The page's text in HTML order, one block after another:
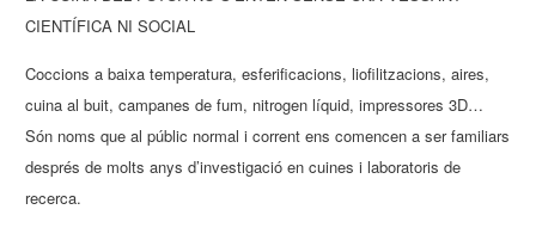
CIENTÍFICA NI SOCIAL
Coccions a baixa temperatura, esferificacions, liofilitzacions, aires,
cuina al buit, campanes de fum, nitrogen líquid, impressores 3D…
Són noms que al públic normal i corrent ens comencen a ser familiars
després de molts anys d’investigació en cuines i laboratoris de
recerca.